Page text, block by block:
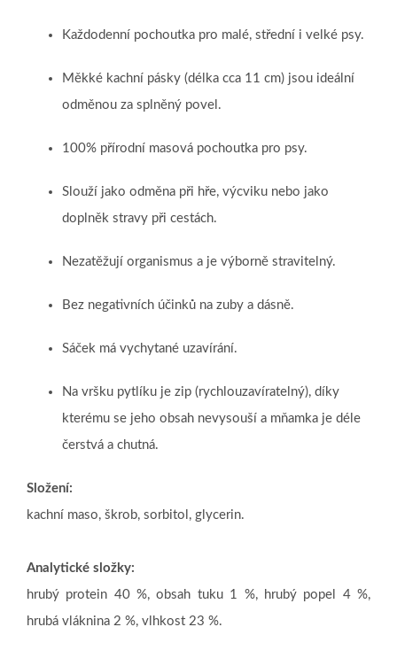
Každodenní pochoutka pro malé, střední i velké psy.
Měkké kachní pásky (délka cca 11 cm) jsou ideální
odměnou za splněný povel.
100% přírodní masová pochoutka pro psy.
Slouží jako odměna při hře, výcviku nebo jako
doplněk stravy při cestách.
Nezatěžují organismus a je výborně stravitelný.
Bez negativních účinků na zuby a dásně.
Sáček má vychytané uzavírání.
Na vršku pytlíku je zip (rychlouzavíratelný), díky
kterému se jeho obsah nevysouší a mňamka je déle
čerstvá a chutná.
Složení:
kachní maso, škrob, sorbitol, glycerin.
Analytické složky:
hrubý protein 40 %, obsah tuku 1 %, hrubý popel 4 %,
hrubá vláknina 2 %, vlhkost 23 %.